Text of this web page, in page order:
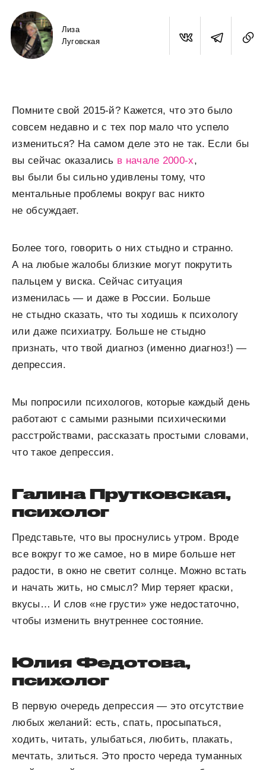
Лиза
Луговская
Помните свой 2015-й? Кажется, что это было
совсем недавно и с тех пор мало что успело
измениться? На самом деле это не так. Если бы
вы сейчас оказались в начале 2000-х,
вы были бы сильно удивлены тому, что
ментальные проблемы вокруг вас никто
не обсуждает.
Более того, говорить о них стыдно и странно.
А на любые жалобы близкие могут покрутить
пальцем у виска. Сейчас ситуация
изменилась — и даже в России. Больше
не стыдно сказать, что ты ходишь к психологу
или даже психиатру. Больше не стыдно
признать, что твой диагноз (именно диагноз!) —
депрессия.
Мы попросили психологов, которые каждый день
работают с самыми разными психическими
расстройствами, рассказать простыми словами,
что такое депрессия.
Галина Прутковская,
психолог
Представьте, что вы проснулись утром. Вроде
все вокруг то же самое, но в мире больше нет
радости, в окно не светит солнце. Можно встать
и начать жить, но смысл? Мир теряет краски,
вкусы… И слов «не грусти» уже недостаточно,
чтобы изменить внутреннее состояние.
Юлия Федотова,
психолог
В первую очередь депрессия — это отсутствие
любых желаний: есть, спать, просыпаться,
ходить, читать, улыбаться, любить, плакать,
мечтать, злиться. Это просто череда туманных